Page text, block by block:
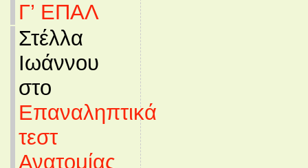
Γ’ ΕΠΑΛ
Στέλλα
Ιωάννου
στο
Επαναληπτικά
τεστ
Ανατομίας